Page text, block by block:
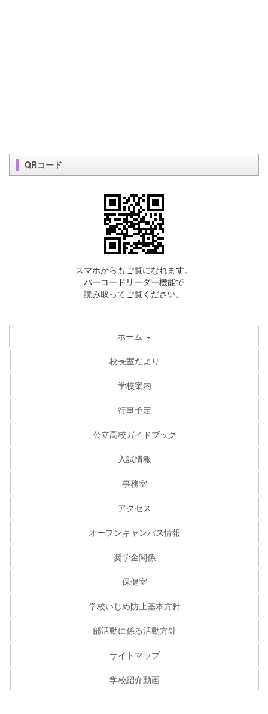
QRコード
スマホからもご覧になれます。
バーコードリーダー機能で
読み取ってご覧ください。
ホーム
校長室だより
学校案内
行事予定
公立高校ガイドブック
入試情報
事務室
アクセス
オープンキャンパス情報
奨学金関係
保健室
学校いじめ防止基本方針
部活動に係る活動方針
サイトマップ
学校紹介動画